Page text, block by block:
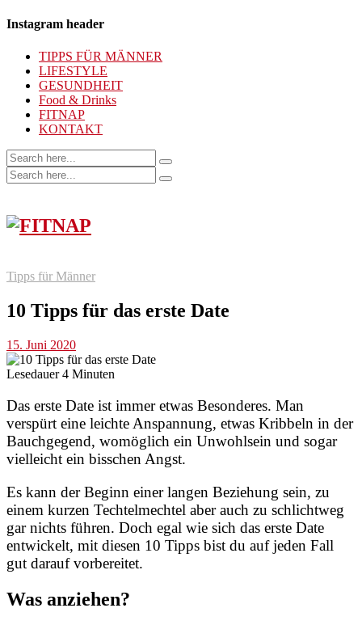
Instagram header
TIPPS FÜR MÄNNER
LIFESTYLE
GESUNDHEIT
Food & Drinks
FITNAP
KONTAKT
Tipps für Männer
10 Tipps für das erste Date
15. Juni 2020
Lesedauer 4 Minuten
Das erste Date ist immer etwas Besonderes. Man
verspürt eine leichte Anspannung, etwas Kribbeln in der
Bauchgegend, womöglich ein Unwohlsein und sogar
vielleicht ein bisschen Angst.
Es kann der Beginn einer langen Beziehung sein, zu
einem kurzen Techtelmechtel aber auch zu schlichtweg
gar nichts führen. Doch egal wie sich das erste Date
entwickelt, mit diesen 10 Tipps bist du auf jeden Fall
gut darauf vorbereitet.
Was anziehen?